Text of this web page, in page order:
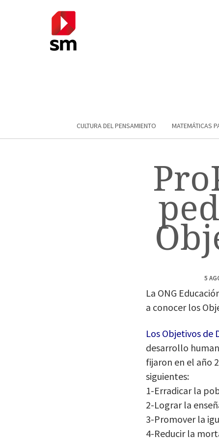
CULTURA DEL PENSAMIENTO MATEMÁTICAS
5
La ONG
a conocer los
Los Objetivos de
desarrollo
fijaron en el año
siguientes:
1-Erradicar la
2-Lograr la
3-Promover la
4-Reducir la